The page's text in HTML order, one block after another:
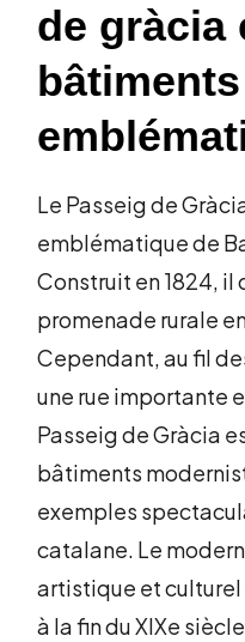
de gràcia
bâtiments
Le Passeig de
emblématique de
Construit en 1824,
promenade rurale
Cependant, au fil
une rue importante
Passeig de Gràcia
bâtiments
exemples
catalane. Le
artistique et culturel
à la fin du XIXe